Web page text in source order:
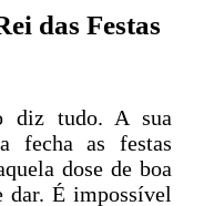
das Festas
tudo. A sua
fecha as festas
dose de boa
dar. É impossível